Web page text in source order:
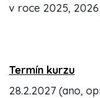
v roce 2025,
Termín kurzu
28.2.2027 (ano,